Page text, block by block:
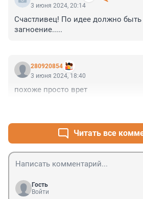
3 июня 2024, 20:14
Счастливец! По идее должно быть
загноение.....
280920854
3 июня 2024, 18:40
похоже просто врет
Читать все
Гость
Войти